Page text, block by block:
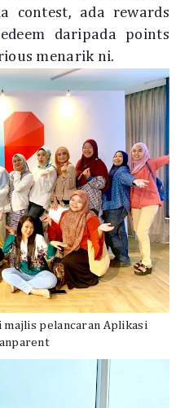
contest, ada rewards
daripada points
menarik ni.
pelancaran Aplikasi